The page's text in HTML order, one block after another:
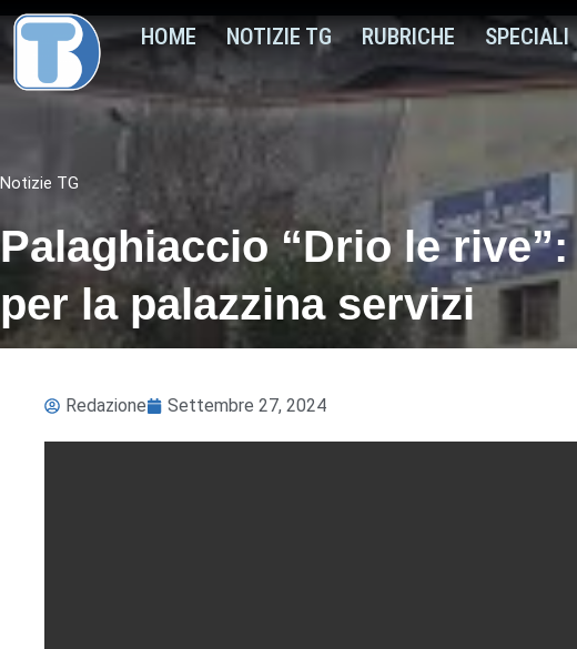
HOME NOTIZIE TG RUBRICHE SPECIALI
Notizie TG
Palaghiaccio “Drio le
per la palazzina servizi
Redazione Settembre 27, 2024